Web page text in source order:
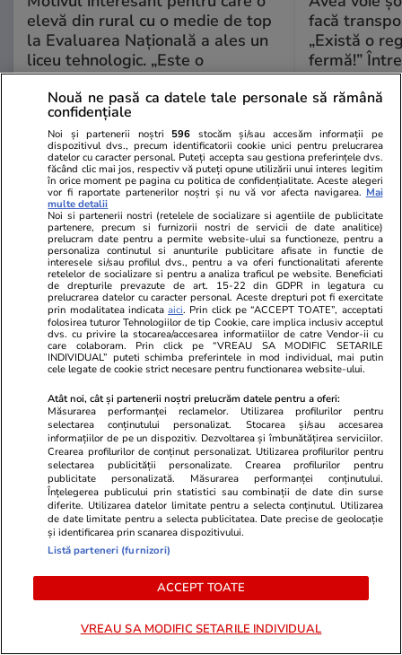
elevă din rural cu o medie de top
la Evaluarea Națională a ales un
liceu tehnologic. „Este o
nebuloasă și pentru noi”
facă
„Există o
fermă!”
tragicului
implicați
ULTIMELE ȘTIRI
Infrastructura 18:42
19 transporturi agabaritice străbat drumurile
din țară: Vehiculele uriașe pornesc dinspre
Târgoviște, Agigea și Galați
Știri Externe 18:26
Hamas a acceptat să renunțe la arme. Donald
Trump salută un „acord istoric”: „Israelul va
avea securitatea pe care o merită”. Un ministru
israelian contestă condițiile dezarmării
Stiri Mondene 18:22
Panică pentru What’s UP la Asia Express. Ce a
luat cu el în bagaj ca să treacă peste
momentele grele
Nouă ne pasă ca datele tale personale să rămână
confidențiale
Noi și partenerii noștri 596 stocăm și/sau accesăm informații pe
dispozitivul dvs., precum identificatorii cookie unici pentru prelucrarea
datelor cu caracter personal. Puteți accepta sau gestiona preferințele dvs.
făcând clic mai jos, respectiv vă puteți opune utilizării unui interes legitim
în orice moment pe pagina cu politica de confidențialitate. Aceste alegeri
vor fi raportate partenerilor noștri și nu vă vor afecta navigarea. Mai
multe detalii
Noi si partenerii nostri (retelele de socializare si agentiile de publicitate
partenere, precum si furnizorii nostri de servicii de date analitice)
prelucram date pentru a permite website-ului sa functioneze, pentru a
personaliza continutul si anunturile publicitare afisate in functie de
interesele si/sau profilul dvs., pentru a va oferi functionalitati aferente
retelelor de socializare si pentru a analiza traficul pe website. Beneficiati
de drepturile prevazute de art. 15-22 din GDPR in legatura cu
prelucrarea datelor cu caracter personal. Aceste drepturi pot fi exercitate
prin modalitatea indicataaici. Prin click pe “ACCEPT TOATE”, acceptati
folosirea tuturor Tehnologiilor de tip Cookie, care implica inclusiv acceptul
dvs. cu privire la stocarea/accesarea informatiilor de catre Vendor-ii cu
care colaboram. Prin click pe “VREAU SA MODIFIC SETARILE
INDIVIDUAL” puteti schimba preferintele in mod individual, mai putin
cele legate de cookie strict necesare pentru functionarea website-ului.
Atât noi, cât și partenerii noștri prelucrăm datele pentru a oferi:
Măsurarea performanței reclamelor. Utilizarea profilurilor pentru
selectarea conținutului personalizat. Stocarea și/sau accesarea
informațiilor de pe un dispozitiv. Dezvoltarea și îmbunătățirea serviciilor.
Crearea profilurilor de conținut personalizat. Utilizarea profilurilor pentru
selectarea publicității personalizate. Crearea profilurilor pentru
publicitate personalizată. Măsurarea performanței conținutului.
Înțelegerea publicului prin statistici sau combinații de date din surse
diferite. Utilizarea datelor limitate pentru a selecta conținutul. Utilizarea
de date limitate pentru a selecta publicitatea. Date precise de geolocație
și identificarea prin scanarea dispozitivului.
Listă parteneri (furnizori)
ACCEPT TOATE
VREAU SA MODIFIC SETARILE INDIVIDUAL